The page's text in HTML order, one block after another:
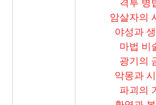
격투 병
암살자의
야성과
마법 비
광기의
악몽과
파괴의